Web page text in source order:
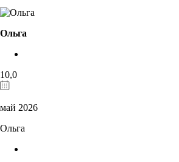
Ольга
10,0
май 2026
Ольга